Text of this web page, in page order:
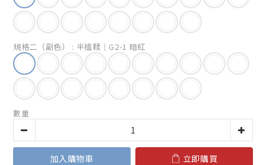
規格二（副色） : 半植鞣｜G2-1 暗紅
數量
加入購物車 立即購買